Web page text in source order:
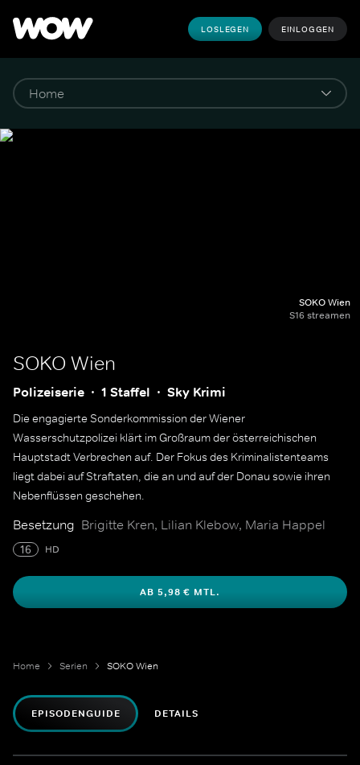
LOSLEGEN EINLOGGEN
SOKO Wien
S16 streamen
SOKO Wien
Polizeiserie 1 Staffel Sky Krimi
Die engagierte Sonderkommission der Wiener
Wasserschutzpolizei klärt im Großraum der österreichischen
Hauptstadt Verbrechen auf. Der Fokus des Kriminalistenteams
liegt dabei auf Straftaten, die an und auf der Donau sowie ihren
Nebenflüssen geschehen.
Besetzung Brigitte Kren, Lilian Klebow, Maria Happel
16 HD
AB 5,98 € MTL.
Home Serien SOKO Wien
EPISODENGUIDE DETAILS